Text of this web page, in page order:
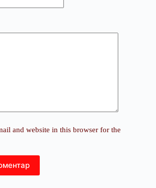
and website in this browser for the